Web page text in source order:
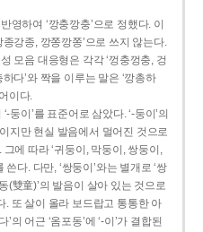
영하여 ‘깡충깡충’으로 정했다. 이
종강종, 깡쫑깡쫑’으로 쓰지 않는다.
모음 대응형은 각각 ‘껑충껑충, 겅
다’와 짝을 이루는 말은 ‘깡총하
이다.
둥이’를 표준어로 삼았다. ‘-둥이’의
이지만 현실 발음에서 멀어진 것으로
그에 따라 ‘귀둥이, 막둥이, 쌍둥이,
쓴다. 다만, ‘쌍둥이’와는 별개로 ‘쌍
(雙童)’의 발음이 살아 있는 것으로
. 또 살이 올라 보드랍고 통통한 아
의 어근 ‘옴포동’에 ‘-이’가 결합된